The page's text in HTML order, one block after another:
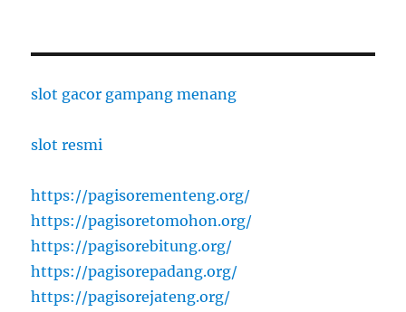
slot gacor gampang menang
slot resmi
https://pagisorementeng.org/
https://pagisoretomohon.org/
https://pagisorebitung.org/
https://pagisorepadang.org/
https://pagisorejateng.org/